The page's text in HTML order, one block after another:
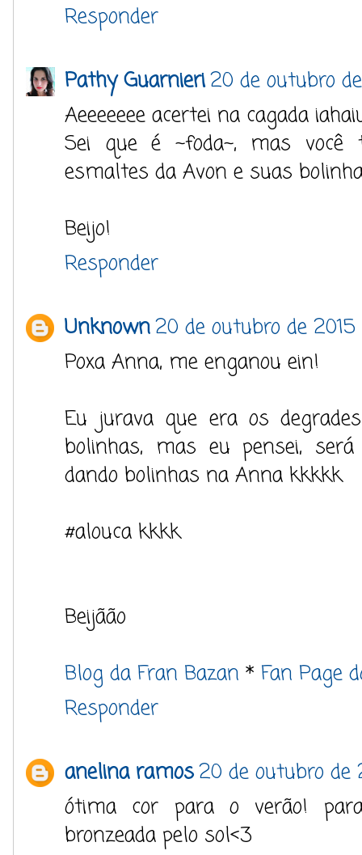
Responder
Pathy Guarnieri20 de outubro
Aeeeeeee acertei na cagada
Sei que é ~foda~, mas
esmaltes da Avon e suas
Beijo!
Responder
Unknown20 de outubro de
Poxa Anna, me enganou ein!
Eu jurava que era os
bolinhas, mas eu pensei,
dando bolinhas na Anna kkkkk
#alouca kkkk
Beijãão
Blog da Fran Bazan * Fan Page
Responder
anelina ramos20 de outubro de
ótima cor para o verão!
bronzeada pelo sol<3